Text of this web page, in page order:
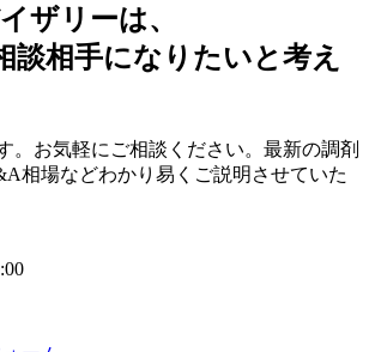
ザリーは、
談相手になりたいと考え
。お気軽にご相談ください。最新の調剤
相場などわかり易くご説明させていた